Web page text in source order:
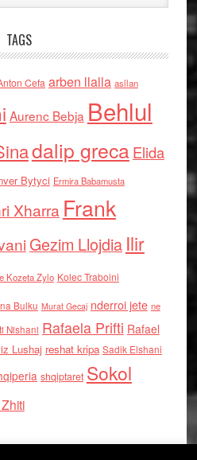
TAGS
Cefa arben llalla asllan
Aurenc Bebja Behlul
dalip grecaElida
Bytyci Ermira Babamusta
Xharra Frank
Gezim Llojdia Ilir
Kozeta Zylo Kolec Traboini
Bulku Murat Gecaj nderroi jete ne
Nishani Rafaela Prifti Rafael
Lushaj reshat kripa Sadik Elshani
shqiptaret Sokol